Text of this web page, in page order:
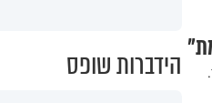
הידברות שופס